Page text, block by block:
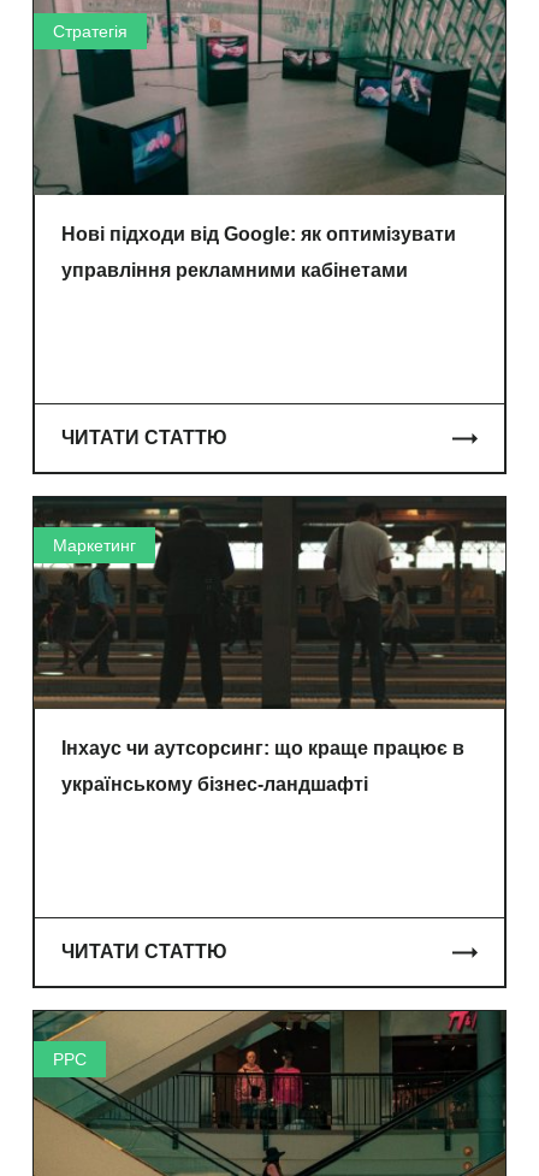
Стратегія
Нові підходи від Google: як оптимізувати
управління рекламними кабінетами
ЧИТАТИ СТАТТЮ
Маркетинг
Інхаус чи аутсорсинг: що краще працює в
українському бізнес-ландшафті
ЧИТАТИ СТАТТЮ
PPC